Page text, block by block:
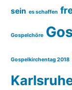
sein es schaffen
Gospelchöre
Gospelkirchentag 2018